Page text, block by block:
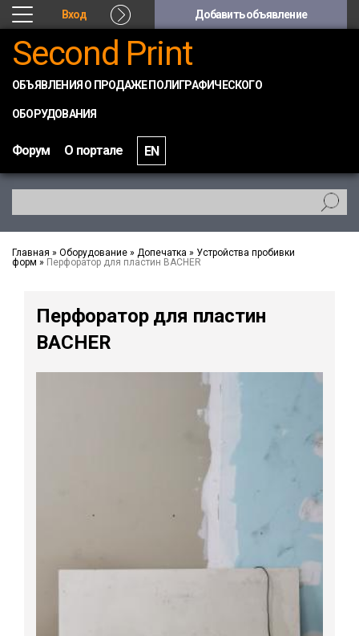
Вход Добавить объявление
Second Print
ОБЪЯВЛЕНИЯ О ПРОДАЖЕ ПОЛИГРАФИЧЕСКОГО
ОБОРУДОВАНИЯ
Форум О портале EN
Главная » Оборудование » Допечатка » Устройства пробивки
форм » Перфоратор для пластин BACHER
Перфоратор для пластин
BACHER